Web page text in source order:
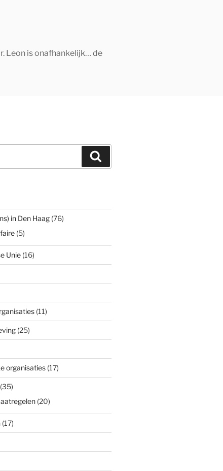
Leon is onafhankelijk… de
in Den Haag(76)
(5)
Unie(16)
(11)
(25)
organisaties(17)
(20)
(17)